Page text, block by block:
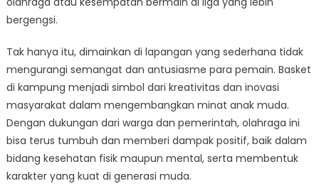
bergengsi.
Tak hanya itu, dimainkan di lapangan yang sederhana tidak
mengurangi semangat dan antusiasme para pemain. Basket
di kampung menjadi simbol dari kreativitas dan inovasi
masyarakat dalam mengembangkan minat anak muda.
Dengan dukungan dari warga dan pemerintah, olahraga ini
bisa terus tumbuh dan memberi dampak positif, baik dalam
bidang kesehatan fisik maupun mental, serta membentuk
karakter yang kuat di generasi muda.